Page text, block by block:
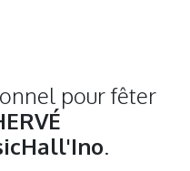
pour fêter
.